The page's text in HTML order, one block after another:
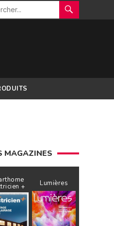
MAGAZINES
+ Lumières